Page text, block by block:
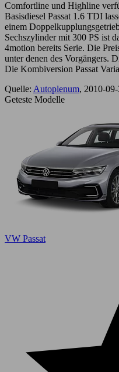
Comfortline und Highline
Basisdiesel Passat 1.6 TDI
einem
Sechszylinder mit 300 PS ist
4motion bereits Serie. Die
unter denen des Vorgängers.
Die Kombiversion Passat
Quelle: Autoplenum, 2010-
Geteste Modelle
VW Passat